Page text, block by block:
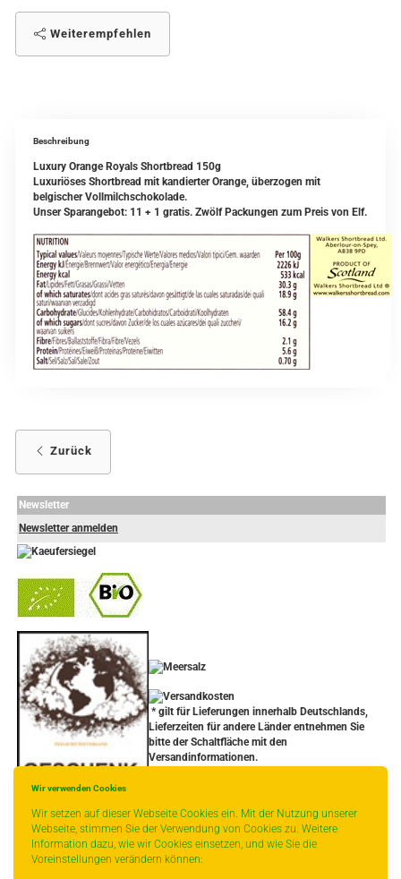
Wir verwenden Cookies
Wir setzen auf dieser Webseite Cookies ein. Mit der Nutzung unserer
Webseite, stimmen Sie der Verwendung von Cookies zu. Weitere
Information dazu, wie wir Cookies einsetzen, und wie Sie die
Voreinstellungen verändern können:
Weiterempfehlen
Beschreibung
Luxury Orange Royals Shortbread 150g
Luxuriöses Shortbread mit kandierter Orange, überzogen mit
belgischer Vollmilchschokolade.
Unser Sparangebot: 11 + 1 gratis. Zwölf Packungen zum Preis von Elf.
Zurück
Newsletter
Newsletter anmelden
* gilt für Lieferungen innerhalb Deutschlands,
Lieferzeiten für andere Länder entnehmen Sie
bitte der Schaltfläche mit den
Versandinformationen.